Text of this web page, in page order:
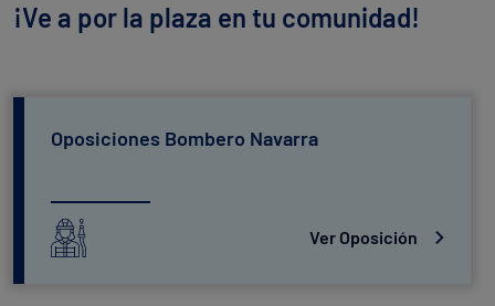
¡Ve a por la plaza en tu comunidad!
Oposiciones Bombero Navarra
Ver Oposición